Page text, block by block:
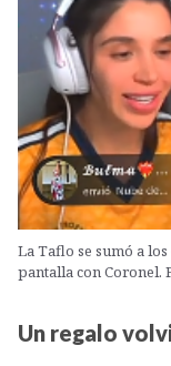
La Taflo se sumó a
pantalla con Coronel.
Un regalo